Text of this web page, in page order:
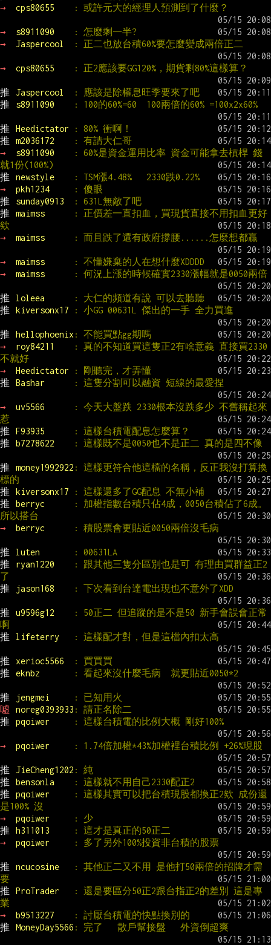
→
cps80655 : 或許元大的經理人預測到了什麼？
→ s8911090
: 怎麼剩一半?
→
Jaspercool : 正二也放台積60%要怎麼變成兩倍正二
→ cps80655 : 正2應該要GG120%，期貨剩80%這樣算？
推 Jaspercool
: 應該是除權息旺季要來了吧
推
s8911090 : 100的60%=60  100兩倍的60% =100x2x60%
推 Heedictator
: 80% 衝啊！
推
m2036172
: 有請大仁哥
→
s8911090
: 60%是資金運用比率 資金可能拿去槓桿 錢
就1份(100%)
推
newstyle
: TSM漲4.48%   2330跌0.22%
→
pkh1234
: 傻眼
推
sunday0913
: 631L無敵了吧
推
maimss
: 正價差一直扣血，買現貨直接不用扣血更好
欸
→
maimss : 而且跌了還有政府撐腰......怎麼想都贏
→ maimss
: 不懂嫌棄的人在想什麼XDDDD
→
maimss : 何況上漲的時候確實2330漲幅就是0050兩倍
推 loleea
: 大仁的頻道有說 可以去聽聽
推
kiversonx17 : 小GG 00631L 傑出的一手 全力買進
推 hellophoenix : 不能買點gg期嗎
→
roy84211
: 真的不知道買這隻正2有啥意義 直接買2330
不就好
→
Heedictator
: 剛聽完，才弄懂
推
Bashar : 這隻分割可以融資 短線的最愛捏
→ uv5566
: 今天大盤跌 2330根本沒跌多少 不舊稱起來
惹
推
F93935
: 這樣台積電配息怎麼算？
推
b7278622 : 這樣既不是0050也不是正二 真的是四不像
推 money1992922 : 這樣更符合他這檔的名稱，反正我沒打算換
標的
推
kiversonx17
: 這樣還多了GG配息 不無小補
推
berryc
: 加權指數台積只佔4成，0050台積佔了6成。
所以搭台
→
berryc : 積股票會更貼近0050兩倍沒毛病
推 luten
: 00631LA
推
ryan1220
: 跟其他三隻分區別也是可 有理由買群益正2
了
推
jason168 : 下次看到台達電出現也不意外了XDD
推 u9596g12
: 50正二 但追蹤的是不是50 新手會誤會正常
啊
推
lifeterry : 這樣配才對，但是這檔內扣太高
推 xerioc5566
: 買買買
推
eknbz : 看起來沒什麼毛病  就更貼近0050*2
推 jengmei
: 已知用火
噓
noreg0393933 : 請正名除二
推
pqoiwer : 這樣台積電的比例大概 剛好100%
→ pqoiwer : 1.74倍加權*43%加權裡台積比例 +26%現股
推 JieCheng1202 : 純
推
bensonla
: 這樣就不用自己2330配正2
推
pqoiwer
: 這樣其實可以把台積現股都換正2欸 成份還
是100% 沒
→
pqoiwer
: 少
推
h311013
: 這才是真正的50正二
→
pqoiwer : 多了另外100%投資非台積的股票
推 ncucosine
: 其他正二又不用 是他打50兩倍的招牌才需
要
推
ProTrader
: 還是要區分50正2跟台指正2的差別 這是專
業
→
b9513227
: 討厭台積電的快點換別的
推
MoneyDay5566 : 完了   散戶幫接盤   外資倒超爽